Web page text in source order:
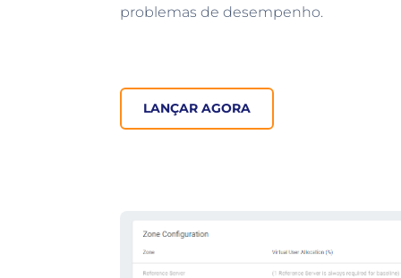
problemas de desempenho.
LANÇAR AGORA